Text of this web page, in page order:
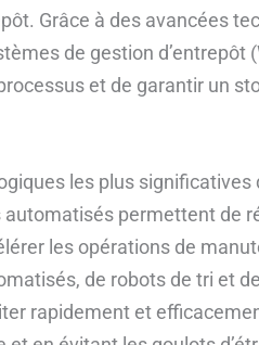
Grâce à des avancées
de gestion d’entrepôt
et de garantir un
les plus significatives
permettent de
les opérations de
de robots de tri et
rapidement et